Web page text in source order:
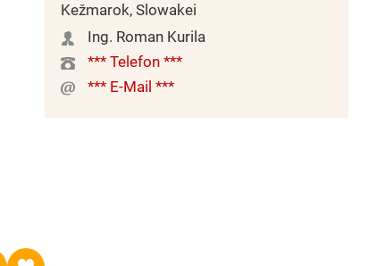
Kežmarok, Slowakei
Ing. Roman Kurila
*** Telefon ***
*** E-Mail ***